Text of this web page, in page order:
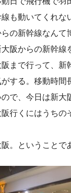
も動いてくれな
の新幹線なんて
阪からの新幹線
まで行って、
する。移動時間
で、今日は新大
行くにはうち
。ということで